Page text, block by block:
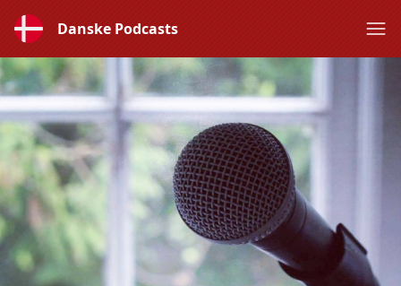
Danske Podcasts